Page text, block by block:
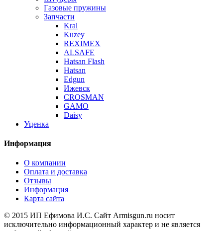
Газовые пружины
Запчасти
Kral
Kuzey
REXIMEX
ALSAFE
Hatsan Flash
Hatsan
Edgun
Ижевск
CROSMAN
GAMO
Daisy
Уценка
Информация
О компании
Оплата и доставка
Отзывы
Информация
Карта сайта
© 2015 ИП Ефимова И.С. Сайт Armisgun.ru носит
исключительно информационный характер и не является